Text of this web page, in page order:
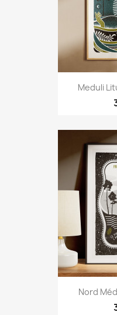
Meduli
Nord